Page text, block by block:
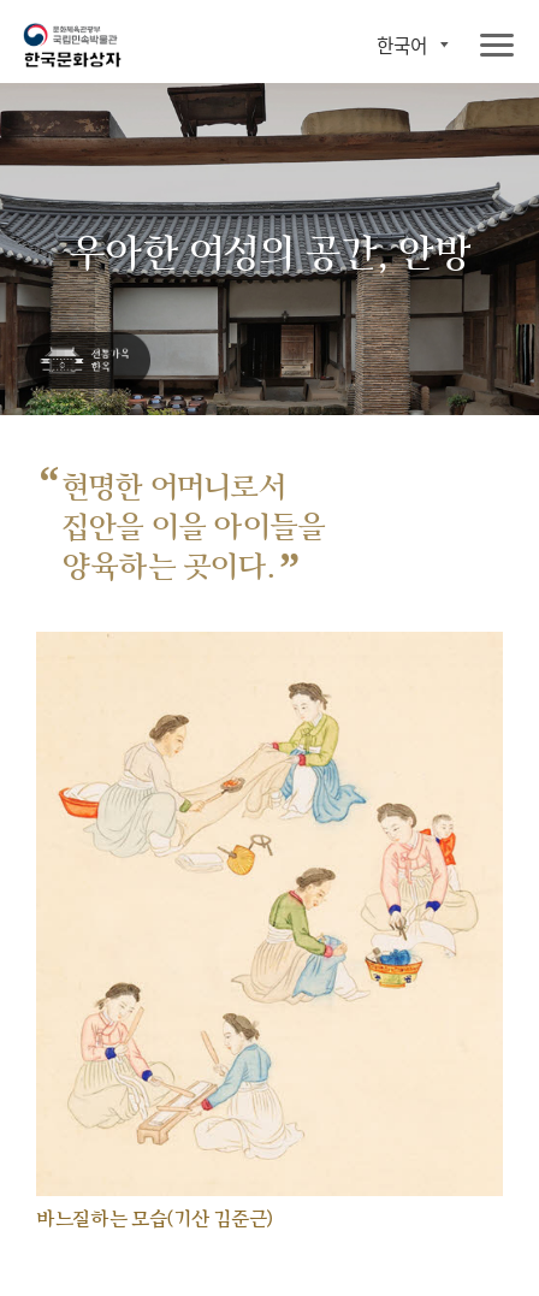
한국어
우아한 여성의 공간, 안방
“현명한 어머니로서
집안을 이을 아이들을
양육하는 곳이다. ”
바느질하는 모습(기산 김준근)